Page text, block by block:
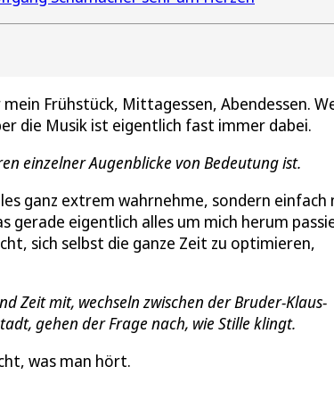
Frühstück, Mittagessen, Abendessen.
die Musik ist eigentlich fast immer dabei.
einzelner Augenblicke von Bedeutung ist.
ganz extrem wahrnehme, sondern einfach
gerade eigentlich alles um mich herum
sich selbst die ganze Zeit zu optimieren,
Zeit mit, wechseln zwischen der Bruder-Klaus-
gehen der Frage nach, wie Stille klingt.
was man hört.